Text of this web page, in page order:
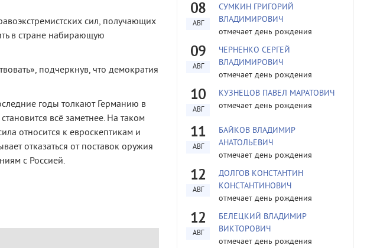
сил, получающих
в стране набирающую
подчеркнув, что демократия
годы толкают Германию в
всё заметнее. На таком
относится к евроскептикам и
отказаться от поставок оружия
с Россией.
08
АВГ
СУМКИН ГРИГОРИЙ
ВЛАДИМИРОВИЧ
отмечает день рождения
09
АВГ
ЧЕРНЕНКО СЕРГЕЙ
ВЛАДИМИРОВИЧ
отмечает день рождения
10
АВГ
КУЗНЕЦОВ ПАВЕЛ МАРАТОВИЧ
отмечает день рождения
11
АВГ
БАЙКОВ ВЛАДИМИР
АНАТОЛЬЕВИЧ
отмечает день рождения
12
АВГ
ДОЛГОВ КОНСТАНТИН
КОНСТАНТИНОВИЧ
отмечает день рождения
12
АВГ
БЕЛЕЦКИЙ ВЛАДИМИР
ВИКТОРОВИЧ
отмечает день рождения